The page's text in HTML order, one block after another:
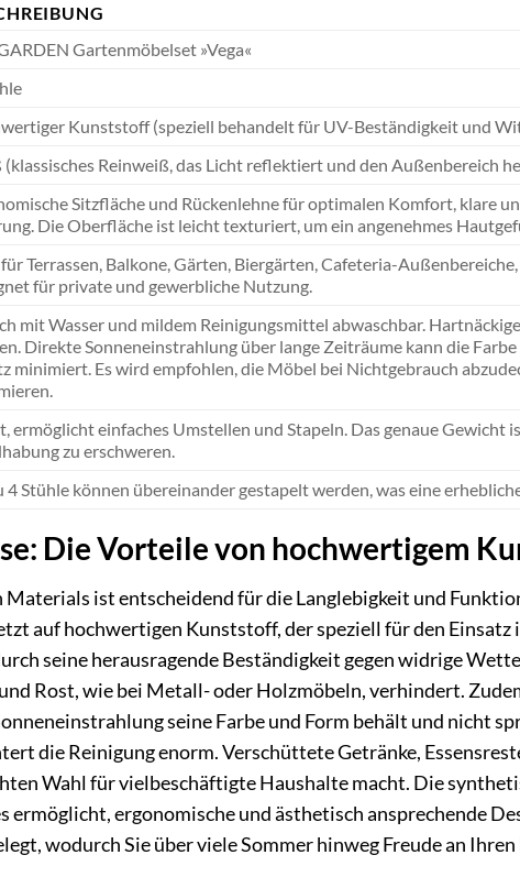
Gartenmöbelset »Vega«
Kunststoff (speziell behandelt für UV-Beständigkeit und
Reinweiß, das Licht reflektiert und den Außenbereich
Sitzfläche und Rückenlehne für optimalen Komfort, klare
Die Oberfläche ist leicht texturiert, um ein angenehmes
Terrassen, Balkone, Gärten, Biergärten, Cafeteria-
für private und gewerbliche Nutzung.
mit Wasser und mildem Reinigungsmittel abwaschbar.
Direkte Sonneneinstrahlung über lange Zeiträume kann die
minimiert. Es wird empfohlen, die Möbel bei Nichtgebrauch
ermöglicht einfaches Umstellen und Stapeln. Das genaue
zu erschweren.
4 Stühle können übereinander gestapelt werden, was eine
Die Vorteile von hochwertigem
ist entscheidend für die Langlebigkeit und
auf hochwertigen Kunststoff, der speziell für den
seine herausragende Beständigkeit gegen widrige
Rost, wie bei Metall- oder Holzmöbeln, verhindert.
seine Farbe und Form behält und nicht
die Reinigung enorm. Verschüttete Getränke,
Wahl für vielbeschäftigte Haushalte macht. Die
ermöglicht, ergonomische und ästhetisch ansprechende
wodurch Sie über viele Sommer hinweg Freude an